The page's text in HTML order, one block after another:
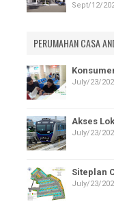
Sept/12/
PERUMAHAN CASA
July/23/
Akses
July/23/
Siteplan
July/23/